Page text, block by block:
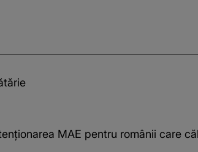
MAE pentru românii care